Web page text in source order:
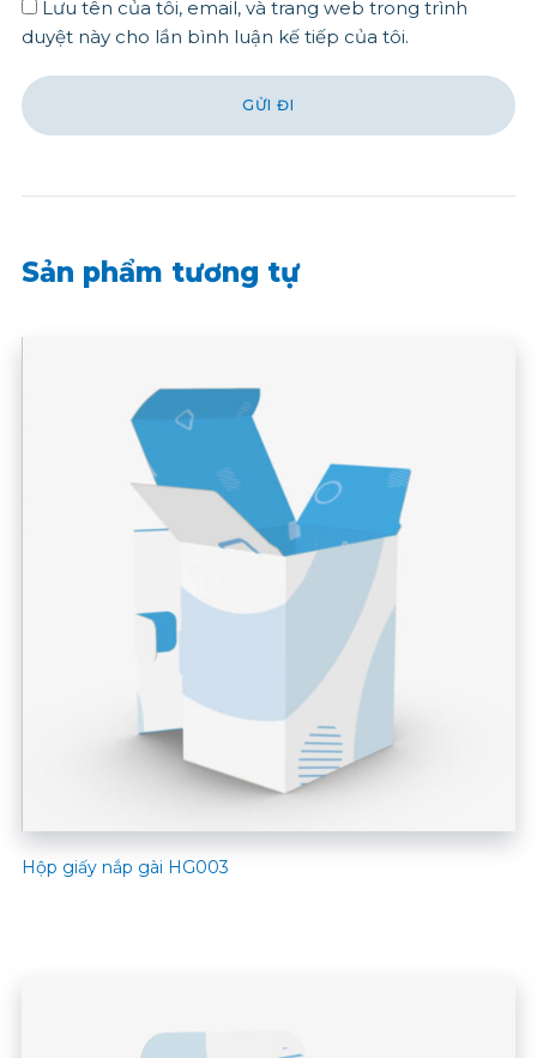
Lưu tên của tôi, email, và trang web trong trình
duyệt này cho lần bình luận kế tiếp của tôi.
Sản phẩm tương tự
Hộp giấy nắp gài HG003